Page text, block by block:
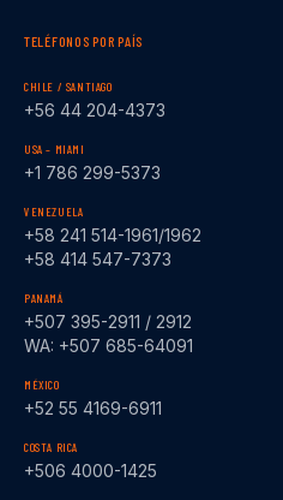
TELÉFONOS POR PAÍS
CHILE / SANTIAGO
+56 44 204-4373
USA – MIAMI
+1 786 299-5373
VENEZUELA
+58 241 514-1961/1962
+58 414 547-7373
PANAMÁ
+507 395-2911 / 2912
WA: +507 685-64091
MÉXICO
+52 55 4169-6911
COSTA RICA
+506 4000-1425